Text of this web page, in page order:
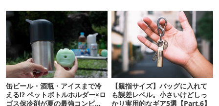
缶ビール・酒瓶・アイスまで冷
える!? ペットボトルホルダー×ロ
ゴス保冷剤が夏の最強コンビだ
【親指サイズ】バッグに入れて
も誤差レベル。小さいけどしっ
かり実用的なギア5選【Part.6】